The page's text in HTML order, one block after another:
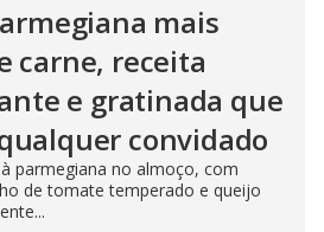
mais
carne, receita
e gratinada que
convidado
parmegiana no almoço, com
de tomate temperado e queijo